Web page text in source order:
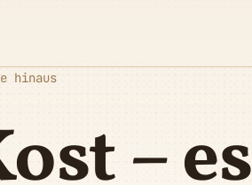
hinaus
– es